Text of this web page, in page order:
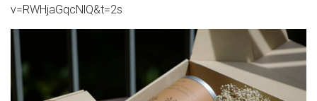
v=RWHjaGqcNlQ&t=2s